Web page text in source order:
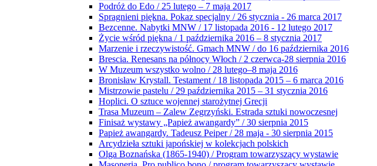
Podróż do Edo / 25 lutego – 7 maja 2017
Spragnieni piękna. Pokaz specjalny / 26 stycznia - 26 marca 2017
Bezcenne. Nabytki MNW / 17 listopada 2016 - 12 lutego 2017
Życie wśród piękna / 1 października 2016 – 8 stycznia 2017
Marzenie i rzeczywistość. Gmach MNW / do 16 października 2016
Brescia. Renesans na północy Włoch / 2 czerwca-28 sierpnia 2016
W Muzeum wszystko wolno / 28 lutego–8 maja 2016
Bronisław Krystall. Testament / 18 listopada 2015 – 6 marca 2016
Mistrzowie pastelu / 29 października 2015 – 31 stycznia 2016
Hoplici. O sztuce wojennej starożytnej Grecji
Trasa Muzeum – Zalew Zegrzyński. Estrada sztuki nowoczesnej
Finisaż wystawy „Papież awangardy” / 30 sierpnia 2015
Papież awangardy. Tadeusz Peiper / 28 maja - 30 sierpnia 2015
Arcydzieła sztuki japońskiej w kolekcjach polskich
Olga Boznańska (1865-1940) / Program towarzyszący wystawie